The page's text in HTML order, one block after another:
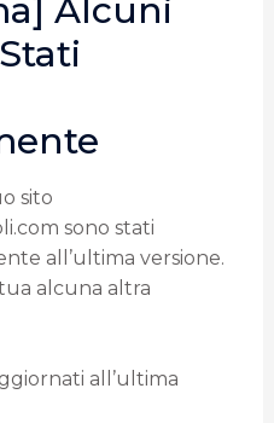
Alcuni
sito
sono stati
all’ultima versione.
alcuna altra
all’ultima